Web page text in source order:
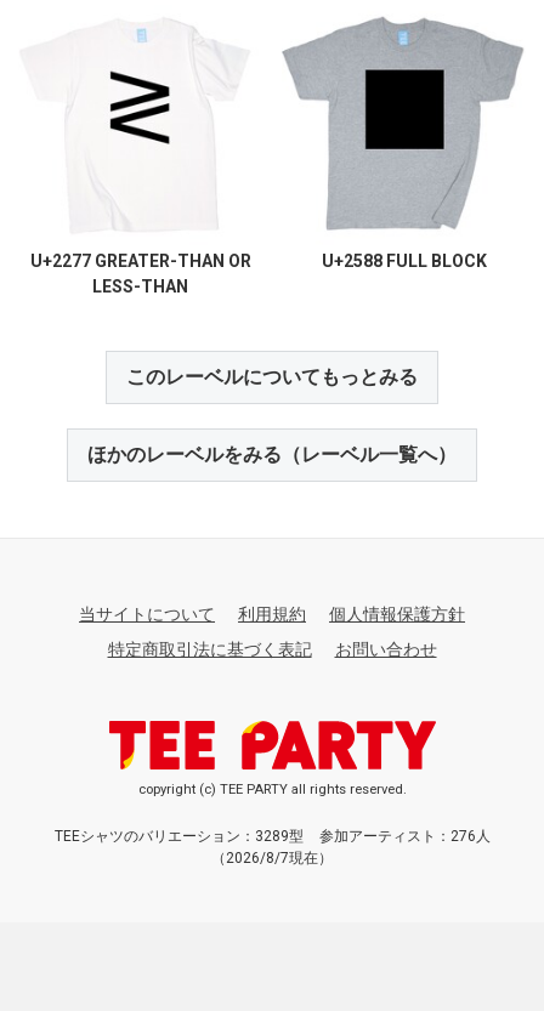
U+2277 GREATER-THAN OR
LESS-THAN
U+2588 FULL BLOCK
このレーベルについてもっとみる
ほかのレーベルをみる（レーベル一覧へ）
当サイトについて 利用規約
個人情報保護方針
特定商取引法に基づく表記
お問い合わせ
copyright (c) TEE PARTY all rights reserved.
TEEシャツのバリエーション：3289型
参加アーティスト：276人
（2026/8/7現在）